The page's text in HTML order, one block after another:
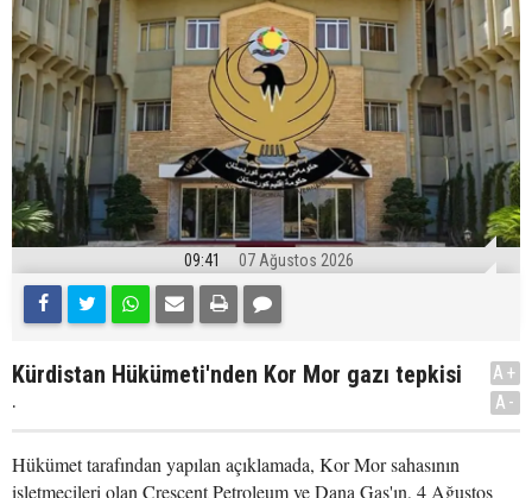
09:41 07 Ağustos 2026
Kürdistan Hükümeti'nden Kor Mor gazı tepkisi
.
A+
A-
Hükümet tarafından yapılan açıklamada, Kor Mor sahasının
işletmecileri olan Crescent Petroleum ve Dana Gas'ın, 4 Ağustos